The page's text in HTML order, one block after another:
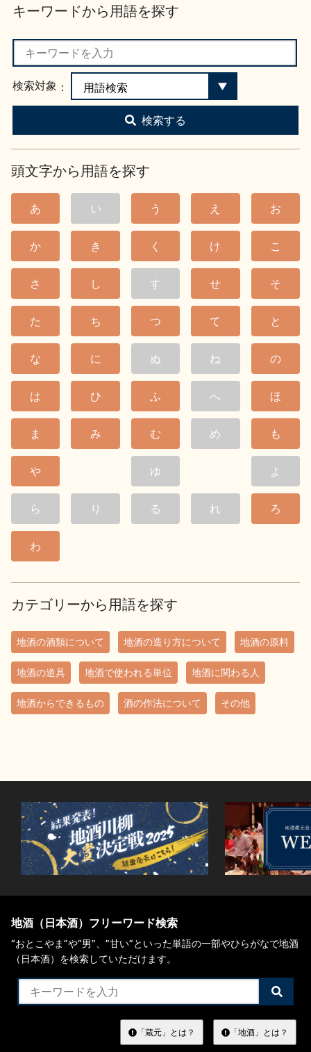
お問い合わせ
キーワードから用語を探す
検索対象
検索する
頭文字から用語を探す
あ い う え お
か き く け こ
さ し す せ そ
た ち つ て と
な に ぬ ね の
は ひ ふ へ ほ
ま み む め も
や ゆ よ
ら り る れ ろ
わ
カテゴリーから用語を探す
地酒の酒類について 地酒の造り方について 地酒の原料
地酒の道具 地酒で使われる単位 地酒に関わる人
地酒からできるもの 酒の作法について その他
地酒（日本酒）フリーワード検索
“おとこやま”や“男”、”甘い”といった単語の一部やひらがなで地酒
（日本酒）を検索していただけます。
検
索
す
る
「蔵元」とは？ 「地酒」とは？